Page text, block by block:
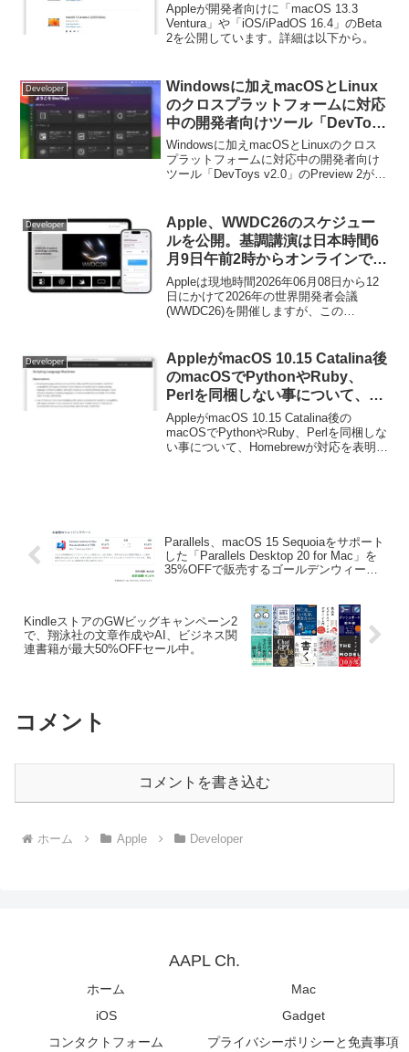
Appleが開発者向けに「macOS 13.3
Ventura」や「iOS/iPadOS 16.4」のBeta
2を公開しています。詳細は以下から。
Developer
Windowsに加えmacOSとLinux
のクロスプラットフォームに対応
中の開発者向けツール「DevToys
v2.0」のPreview 2が公開。
macOS版は開発者署名付きに。
Windowsに加えmacOSとLinuxのクロス
プラットフォームに対応中の開発者向け
ツール「DevToys v2.0」のPreview 2が公
Developer
Apple、WWDC26のスケジュー
ルを公開。基調講演は日本時間6
月9日午前2時からオンラインで配
信。
Appleは現地時間2026年06月08日から12
日にかけて2026年の世界開発者会議
(WWDC26)を開催しますが、この
ションなどのスケジュールが新たに公開
されています。
Developer
AppleがmacOS 10.15 Catalina後
のmacOSでPythonやRuby、
Perlを同梱しない事について、
Homebrewが対応を表明。
AppleがmacOS 10.15 Catalina後の
macOSでPythonやRuby、Perlを同梱しな
い事について、Homebrewが対応を表明し
Parallels、macOS 15 Sequoiaをサポート
した「Parallels Desktop 20 for Mac」を
35%OFFで販売するゴールデンウィーク
KindleストアのGWビッグキャンペーン2
で、翔泳社の文章作成やAI、ビジネス関
連書籍が最大50%OFFセール中。
コメント
コメントを書き込む
ホーム Apple Developer
AAPL Ch.
ホーム
Mac
iOS
Gadget
コンタクトフォーム
プライバシーポリシーと免責事項